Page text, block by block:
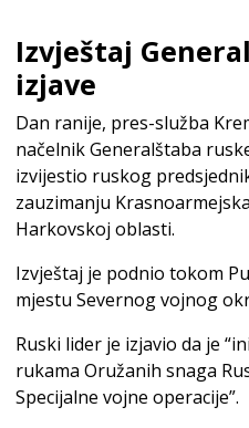
Izvještaj
izjave
Dan ranije, pres-služba
načelnik Generalštaba
izvijestio ruskog
zauzimanju
Harkovskoj oblasti.
Izvještaj je podnio tokom
mjestu Severnog vojnog
Ruski lider je izjavio da je
rukama Oružanih snaga
Specijalne vojne operacije”.